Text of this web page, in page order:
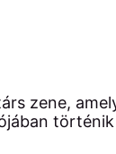
zene,
történik